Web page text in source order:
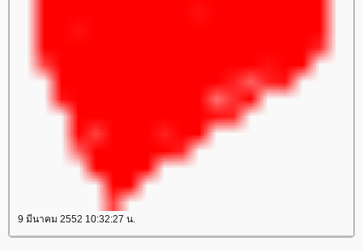
9 มีนาคม 2552 10:32:27 น.